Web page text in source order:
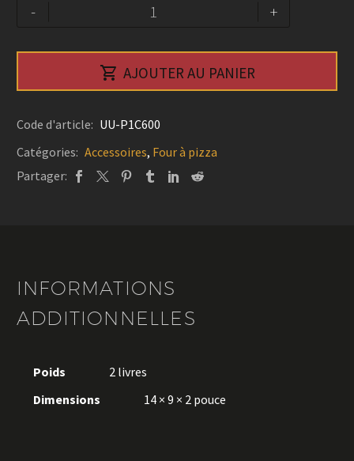
-
plateforme
-
+
 AJOUTER AU PANIER
Code d'article: UU-P1C600
Catégories: Accessoires, Four à pizza
Partager:
INFORMATIONS
ADDITIONNELLES
Poids
2 livres
Dimensions
14 × 9 × 2 pouce